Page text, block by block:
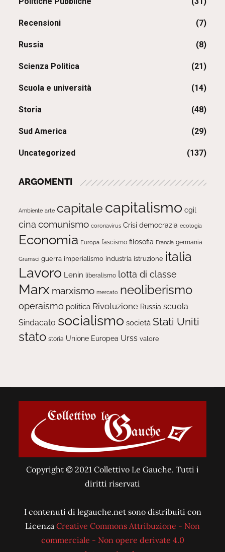
Recensioni (7)
Russia (8)
Scienza Politica (21)
Scuola e università (14)
Storia (48)
Sud America (29)
Uncategorized (137)
ARGOMENTI
Ambiente arte capitale capitalismo cgil
cina comunismo coronavirus Crisi democrazia ecologia
Economia Europa fascismo filosofia Francia germania
Gramsci guerra imperialismo industria istruzione italia
Lavoro Lenin liberalismo lotta di classe
Marx marxismo mercato neoliberismo
operaismo politica Rivoluzione Russia scuola
Sindacato socialismo società Stati Uniti
stato storia Unione Europea Urss valore
Copyright © 2021 Collettivo Le Gauche. Tutti i
diritti riservati
I contenuti di legauche.net sono distribuiti con
Licenza Creative Commons Attribuzione - Non
commerciale - Non opere derivate 4.0